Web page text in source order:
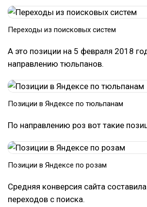
Переходы из поисковых систем
А это позиции на 5 февраля 2018
направлению тюльпанов.
Позиции в Яндексе по тюльпанам
По направлению роз вот такие
Позиции в Яндексе по розам
Средняя конверсия сайта
переходов с поиска.